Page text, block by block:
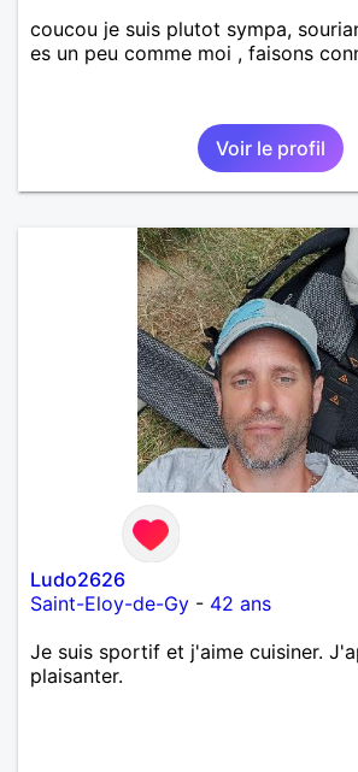
coucou je suis plutot sympa,
es un peu comme moi , faisons
Voir le profil
Ludo2626
Saint-Eloy-de-Gy - 42 ans
Je suis sportif et j'aime cuisiner.
plaisanter.